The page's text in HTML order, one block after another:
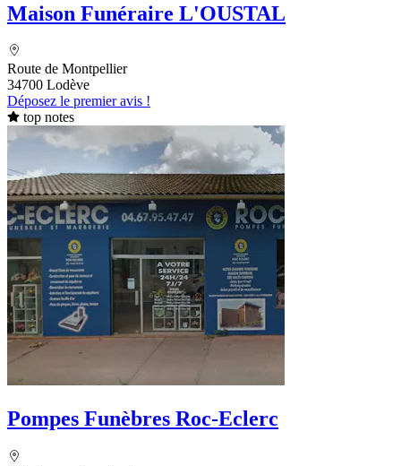
Maison Funéraire L'OUSTAL
Route de Montpellier
34700 Lodève
Déposez le premier avis !
top notes
Pompes Funèbres Roc-Eclerc